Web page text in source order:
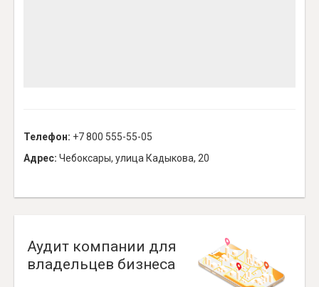
Телефон: +7 800 555-55-05
Адрес: Чебоксары, улица Кадыкова, 20
Аудит компании для
владельцев бизнеса